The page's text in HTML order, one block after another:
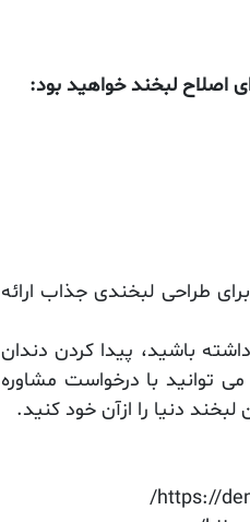
اصلاح لبخند خواهید بود:
طراحی لبخندی جذاب ارائه
باشید، پیدا کردن دندان
توانید با درخواست مشاوره
دنیا را ازآن خود کنید.
https://